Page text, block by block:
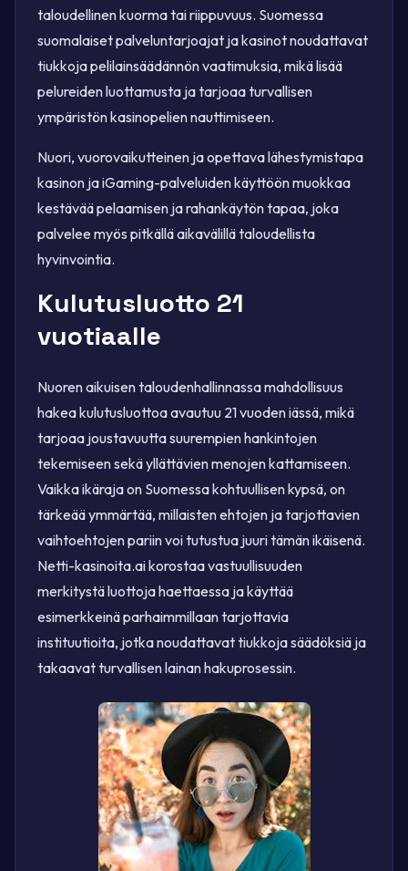
taloudellinen kuorma tai riippuvuus. Suomessa
suomalaiset palveluntarjoajat ja kasinot noudattavat
tiukkoja pelilainsäädännön vaatimuksia, mikä lisää
pelureiden luottamusta ja tarjoaa turvallisen
ympäristön kasinopelien nauttimiseen.
Nuori, vuorovaikutteinen ja opettava lähestymistapa
kasinon ja iGaming-palveluiden käyttöön muokkaa
kestävää pelaamisen ja rahankäytön tapaa, joka
palvelee myös pitkällä aikavälillä taloudellista
hyvinvointia.
Kulutusluotto 21
vuotiaalle
Nuoren aikuisen taloudenhallinnassa mahdollisuus
hakea kulutusluottoa avautuu 21 vuoden iässä, mikä
tarjoaa joustavuutta suurempien hankintojen
tekemiseen sekä yllättävien menojen kattamiseen.
Vaikka ikäraja on Suomessa kohtuullisen kypsä, on
tärkeää ymmärtää, millaisten ehtojen ja tarjottavien
vaihtoehtojen pariin voi tutustua juuri tämän ikäisenä.
Netti-kasinoita.ai korostaa vastuullisuuden
merkitystä luottoja haettaessa ja käyttää
esimerkkeinä parhaimmillaan tarjottavia
instituutioita, jotka noudattavat tiukkoja säädöksiä ja
takaavat turvallisen lainan hakuprosessin.